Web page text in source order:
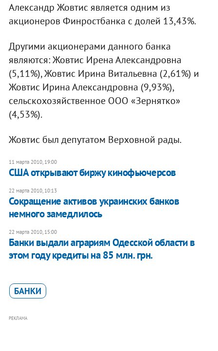
Александр Жовтис является одним из
акционеров Финростбанка с долей 13,43%.
Другими акционерами данного банка
являются: Жовтис Ирена Александровна
(5,11%), Жовтис Ирина Витальевна (2,61%) и
Жовтис Ирина Александровна (9,93%),
сельскохозяйственное ООО «Зернятко»
(4,53%).
Жовтис был депутатом Верховной рады.
11 марта 2010, 19:00
США открывают биржу кинофьючерсов
22 марта 2010, 10:13
Сокращение активов украинских банков
немного замедлилось
22 марта 2010, 15:00
Банки выдали аграриям Одесской области в
этом году кредиты на 85 млн. грн.
БАНКИ
РЕКЛАМА